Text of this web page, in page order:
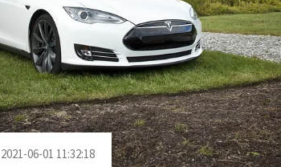
2021-06-01 11:32:18